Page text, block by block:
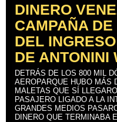
DINERO
CAMPAÑA
DEL
DE ANTONINI
DETRÁS DE LOS 800 MIL
AEROPARQUE HUBO MÁS
MALETAS QUE SÍ
PASAJERO LIGADO A LA
GRANDES MEDIOS
DINERO QUE TERMINABA